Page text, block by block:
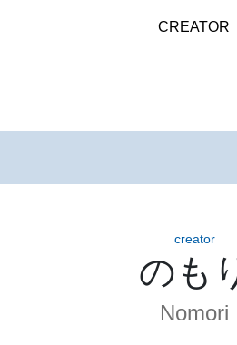
CREATOR
creator
のも
Nomori